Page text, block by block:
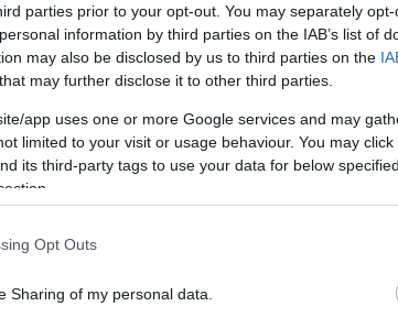
parties prior to your opt-out. You may separately
information by third parties on the IAB’s list of
may also be disclosed by us to third parties on the
that may further disclose it to other third parties.
app uses one or more Google services and may
limited to your visit or usage behaviour. You may
its third-party tags to use your data for below
Opt Outs
Sharing of my personal data.
élelmiszeripari,
meg a honvédelmi irányító
(HM) szerdán az MTI-vel.
a Magyar Telekom, a TESCO-Global,
a Richter Gedeon, a TEVA, a BUS-
felidézték: a koronavírus-járvány